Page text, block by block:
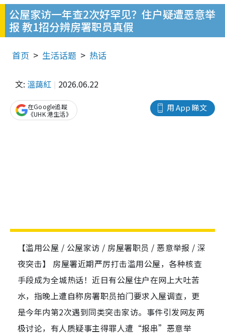
公屋家访一年查2次好罕见？住户疑遭恶意举
报 教1招分辨房署职员真假
首页 生活话题 热话
文: 溫藹紅 2026.06.22
用 App 睇文
在Google追蹤
《UHK 港生活》
【滥用公屋 / 公屋家访 / 房屋署职员 / 恶意举报 / 深
夜突击】 房屋署近期严厉打击滥用公屋，各种核查
手段成为全城热话！近日有公屋住户在网上大吐苦
水，指晚上遭自称房署职员拍门要求入屋调查，更
是今年内第2次遇到同类突击家访。事件引发网友两
极讨论，有人质疑事主得罪人遭“报串”恶意举